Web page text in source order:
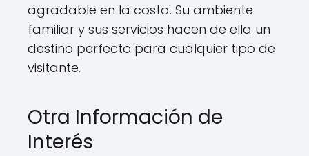
agradable en la costa. Su ambiente
familiar y sus servicios hacen de ella un
destino perfecto para cualquier tipo de
visitante.
Otra Información de
Interés